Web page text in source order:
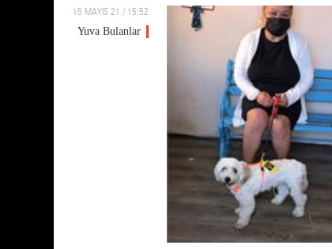
15 MAYIS 21 / 15:52
Yuva Bulanlar